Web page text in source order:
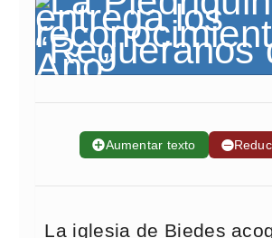
➕Aumentar texto ➖
La iglesia de Biedes